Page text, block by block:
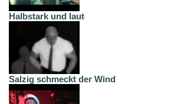
Halbstark und laut
Salzig schmeckt der Wind